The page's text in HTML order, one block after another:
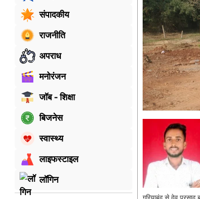
संपादकीय
राजनीति
अपराध
मनोरंजन
जॉब - शिक्षा
बिजनेस
स्वास्थ्य
लाइफस्टाइल
लॉगिन